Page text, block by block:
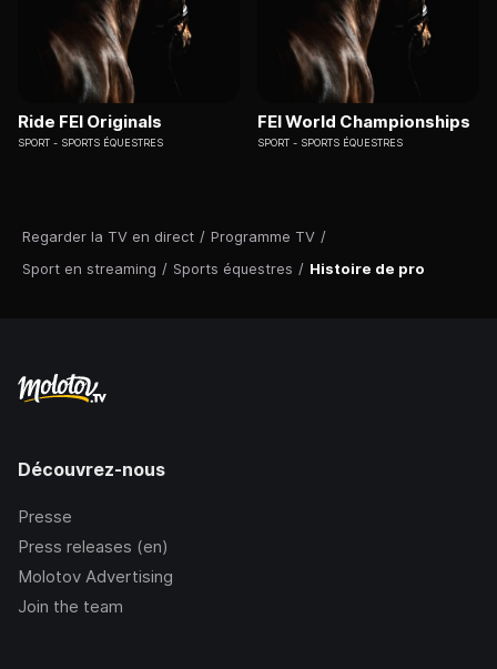
Regarder la TV en direct / Programme TV /
Sport en streaming / Sports équestres / Histoire de pro
Ride FEI Originals
SPORT SPORTS ÉQUESTRES
FEI World Championships
SPORT SPORTS ÉQUESTRES
Découvrez-nous
Presse
Press releases (en)
Molotov Advertising
Join the team